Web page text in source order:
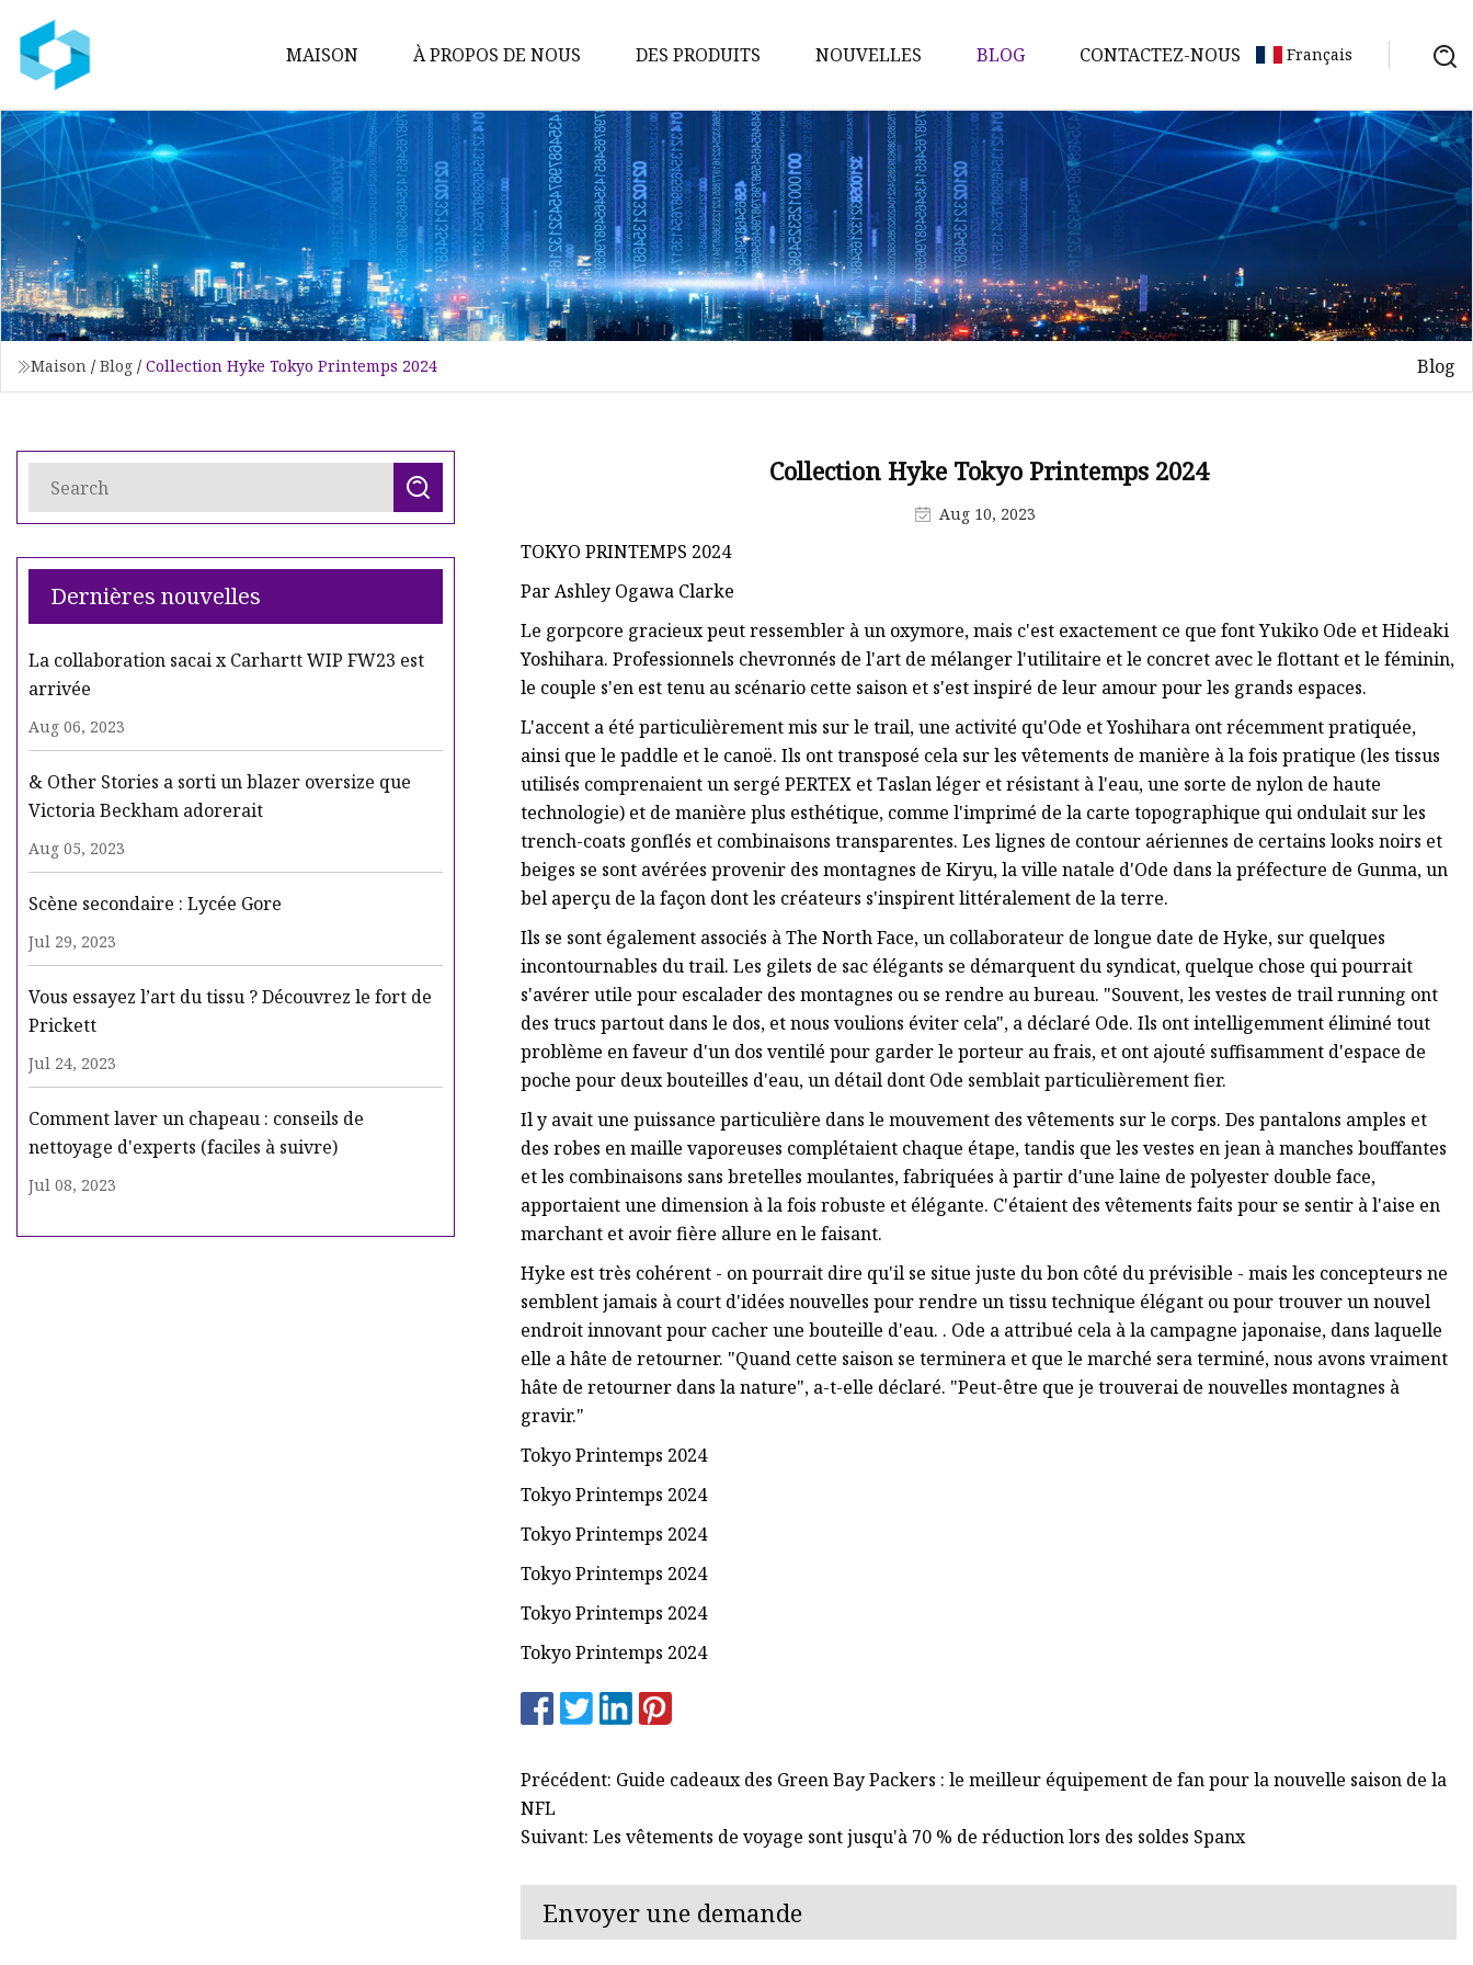
MAISON À PROPOS DE NOUS DES PRODUITS
Tissu côtelé
Tissu sergé
Tissu à carreaux
Tissu tweed
Tissu contrecollé
Tissu mérinos
NOUVELLES BLOG CONTACTEZ-NOUS Français
Maison / Blog / Collection Hyke Tokyo Printemps 2024 Blog
Dernières nouvelles
La collaboration sacai x Carhartt WIP FW23 est
arrivée
Aug 06, 2023
& Other Stories a sorti un blazer oversize que
Victoria Beckham adorerait
Aug 05, 2023
Scène secondaire : Lycée Gore
Jul 29, 2023
Vous essayez l’art du tissu ? Découvrez le fort de
Prickett
Jul 24, 2023
Comment laver un chapeau : conseils de
nettoyage d'experts (faciles à suivre)
Jul 08, 2023
Collection Hyke Tokyo Printemps 2024
Aug 10, 2023
TOKYO PRINTEMPS 2024
Par Ashley Ogawa Clarke
Le gorpcore gracieux peut ressembler à un oxymore, mais c'est exactement ce que font Yukiko Ode et Hideaki
Yoshihara. Professionnels chevronnés de l'art de mélanger l'utilitaire et le concret avec le flottant et le féminin,
le couple s'en est tenu au scénario cette saison et s'est inspiré de leur amour pour les grands espaces.
L'accent a été particulièrement mis sur le trail, une activité qu'Ode et Yoshihara ont récemment pratiquée,
ainsi que le paddle et le canoë. Ils ont transposé cela sur les vêtements de manière à la fois pratique (les tissus
utilisés comprenaient un sergé PERTEX et Taslan léger et résistant à l'eau, une sorte de nylon de haute
technologie) et de manière plus esthétique, comme l'imprimé de la carte topographique qui ondulait sur les
trench-coats gonflés et combinaisons transparentes. Les lignes de contour aériennes de certains looks noirs et
beiges se sont avérées provenir des montagnes de Kiryu, la ville natale d'Ode dans la préfecture de Gunma, un
bel aperçu de la façon dont les créateurs s'inspirent littéralement de la terre.
Ils se sont également associés à The North Face, un collaborateur de longue date de Hyke, sur quelques
incontournables du trail. Les gilets de sac élégants se démarquent du syndicat, quelque chose qui pourrait
s'avérer utile pour escalader des montagnes ou se rendre au bureau. "Souvent, les vestes de trail running ont
des trucs partout dans le dos, et nous voulions éviter cela", a déclaré Ode. Ils ont intelligemment éliminé tout
problème en faveur d'un dos ventilé pour garder le porteur au frais, et ont ajouté suffisamment d'espace de
poche pour deux bouteilles d'eau, un détail dont Ode semblait particulièrement fier.
Il y avait une puissance particulière dans le mouvement des vêtements sur le corps. Des pantalons amples et
des robes en maille vaporeuses complétaient chaque étape, tandis que les vestes en jean à manches bouffantes
et les combinaisons sans bretelles moulantes, fabriquées à partir d'une laine de polyester double face,
apportaient une dimension à la fois robuste et élégante. C'étaient des vêtements faits pour se sentir à l'aise en
marchant et avoir fière allure en le faisant.
Hyke est très cohérent - on pourrait dire qu'il se situe juste du bon côté du prévisible - mais les concepteurs ne
semblent jamais à court d'idées nouvelles pour rendre un tissu technique élégant ou pour trouver un nouvel
endroit innovant pour cacher une bouteille d'eau. . Ode a attribué cela à la campagne japonaise, dans laquelle
elle a hâte de retourner. "Quand cette saison se terminera et que le marché sera terminé, nous avons vraiment
hâte de retourner dans la nature", a-t-elle déclaré. "Peut-être que je trouverai de nouvelles montagnes à
gravir."
Tokyo Printemps 2024
Tokyo Printemps 2024
Tokyo Printemps 2024
Tokyo Printemps 2024
Tokyo Printemps 2024
Tokyo Printemps 2024
Précédent: Guide cadeaux des Green Bay Packers : le meilleur équipement de fan pour la nouvelle saison de la
NFL
Suivant: Les vêtements de voyage sont jusqu'à 70 % de réduction lors des soldes Spanx
Envoyer une demande